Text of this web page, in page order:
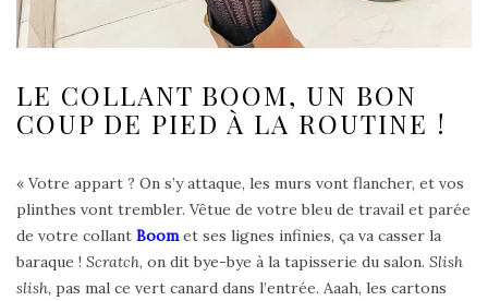
LE COLLANT BOOM, UN BON
COUP DE PIED À LA ROUTINE !
« Votre appart ? On s’y attaque, les murs vont flancher, et vos
plinthes vont trembler. Vêtue de votre bleu de travail et parée
de votre collant Boom et ses lignes infinies, ça va casser la
baraque ! Scratch, on dit bye-bye à la tapisserie du salon. Slish
slish, pas mal ce vert canard dans l’entrée. Aaah, les cartons